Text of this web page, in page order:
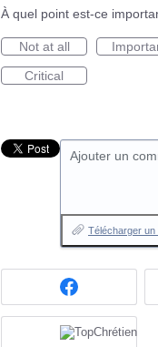
À quel point est-ce
Not at all
Critical
Ajouter un
Télécharger un